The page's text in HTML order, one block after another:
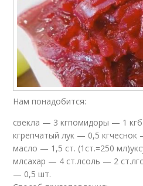
Нам понадобится:
свекла — 3 кгпомидоры — 1
кгрепчатый лук — 0,5 кгчеснок
масло — 1,5 ст. (1ст.=250
млсахар — 4 ст.лсоль — 2
— 0,5 шт.